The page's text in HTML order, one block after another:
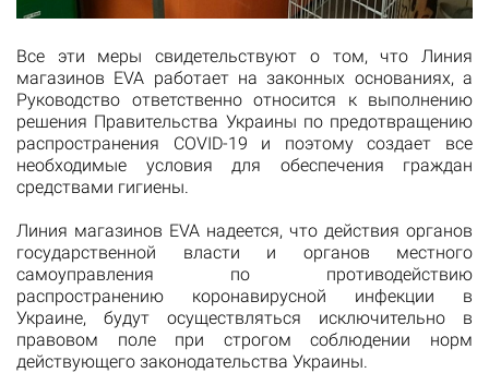
Все эти меры свидетельствуют о том, что Линия
магазинов EVA работает на законных основаниях, а
Руководство ответственно относится к выполнению
решения Правительства Украины по предотвращению
распространения COVID-19 и поэтому создает все
необходимые условия для обеспечения граждан
средствами гигиены.
Линия магазинов EVA надеется, что действия органов
государственной власти и органов местного
самоуправления по противодействию
распространению коронавирусной инфекции в
Украине, будут осуществляться исключительно в
правовом поле при строгом соблюдении норм
действующего законодательства Украины.